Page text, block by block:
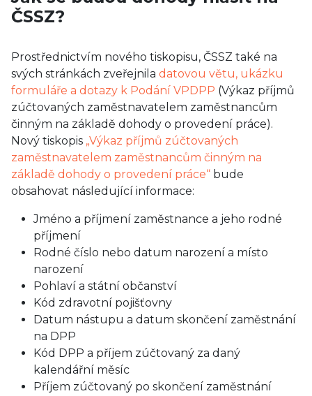
ČSSZ?
Prostřednictvím nového tiskopisu, ČSSZ také na
svých stránkách zveřejnila datovou větu, ukázku
formuláře a dotazy k Podání VPDPP (Výkaz příjmů
zúčtovaných zaměstnavatelem zaměstnancům
činným na základě dohody o provedení práce).
Nový tiskopis „Výkaz příjmů zúčtovaných
zaměstnavatelem zaměstnancům činným na
základě dohody o provedení práce“ bude
obsahovat následující informace:
Jméno a příjmení zaměstnance a jeho rodné
příjmení
Rodné číslo nebo datum narození a místo
narození
Pohlaví a státní občanství
Kód zdravotní pojišťovny
Datum nástupu a datum skončení zaměstnání
na DPP
Kód DPP a příjem zúčtovaný za daný
kalendářní měsíc
Příjem zúčtovaný po skončení zaměstnání